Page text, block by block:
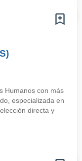
Humanos con más
especializada en
directa y